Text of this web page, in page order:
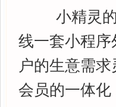
小精灵的
线一套小程
户的生意需
会员的一体化